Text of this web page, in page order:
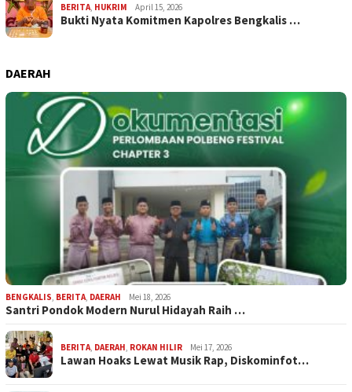
BERITA HUKRIM April 15, 2026
Bukti Nyata Komitmen Kapolres Bengkalis …
DAERAH
BENGKALIS BERITA DAERAH Mei 18, 2026
Santri Pondok Modern Nurul Hidayah Raih …
BERITA DAERAH ROKAN HILIR Mei 17, 2026
Lawan Hoaks Lewat Musik Rap, Diskominfot…